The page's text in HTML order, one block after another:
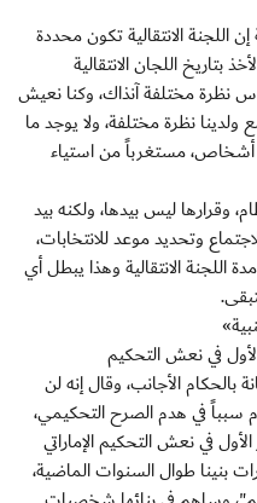
الانتقالية تكون محددة
اللجان الانتقالية
نظرة مختلفة آنذاك، وكنا نعيش
ولدينا نظرة مختلفة، ولا يوجد ما
مستغرباً من استياء
وقرارها ليس بيدها، ولكنه بيد
وتحديد موعد للانتخابات،
الانتقالية وهذا يبطل أي
في نعش التحكيم
الأجانب، وقال إنه لن
سبباً في هدم الصرح التحكيمي،
في نعش التحكيم الإماراتي
بنينا طوال السنوات الماضية،